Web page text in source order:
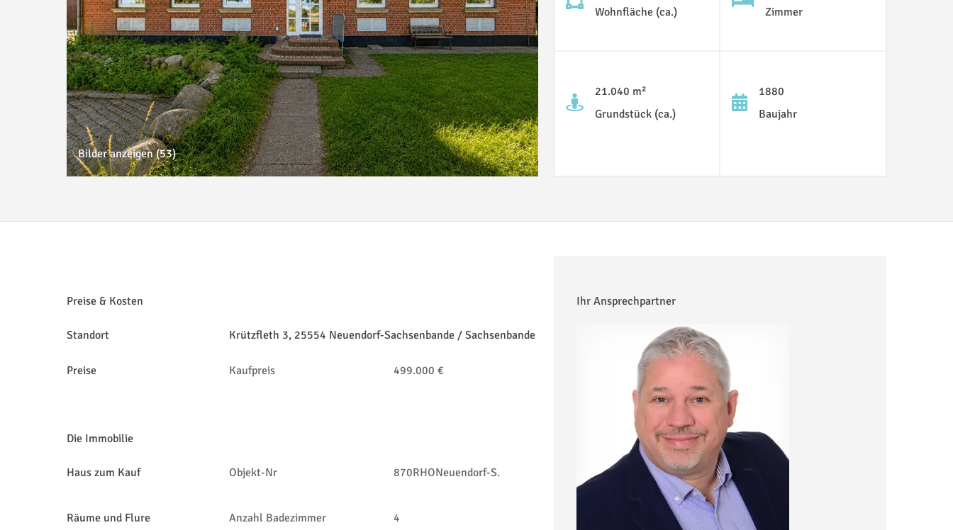
Bilder anzeigen (53)
Wohnfläche (ca.)
Zimmer
21.040 m²
Grundstück (ca.)
1880
Baujahr
Preise & Kosten
Standort Krützfleth 3, 25554 Neuendorf-Sachsenbande / Sachsenbande
Preise Kaufpreis 499.000 €
Die Immobilie
Haus zum Kauf Objekt-Nr 870RHONeuendorf-S.
Räume und Flure Anzahl Badezimmer 4
Ihr Ansprechpartner